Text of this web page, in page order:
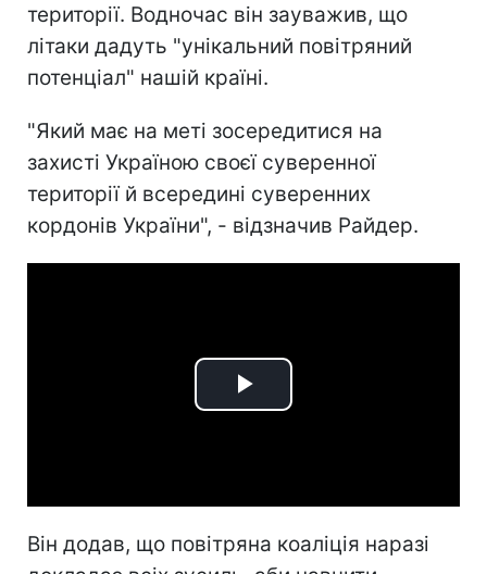
території. Водночас він зауважив, що
літаки дадуть "унікальний повітряний
потенціал" нашій країні.
"Який має на меті зосередитися на
захисті Україною своєї суверенної
території й всередині суверенних
кордонів України", - відзначив Райдер.
Play
Він додав, що повітряна коаліція наразі